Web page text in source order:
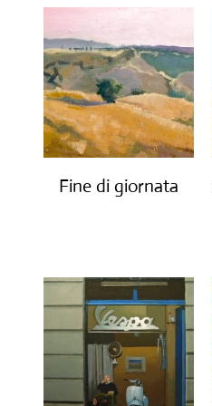
Fine di giornata